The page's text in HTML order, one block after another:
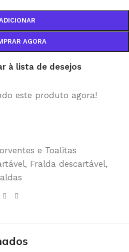
AGORA
à lista de desejos
este produto agora!
e Toalitas
, Fralda descartável,